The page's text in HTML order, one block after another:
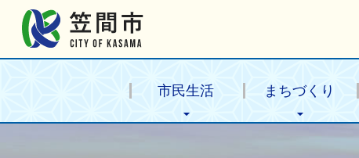
市民生活 まちづくり